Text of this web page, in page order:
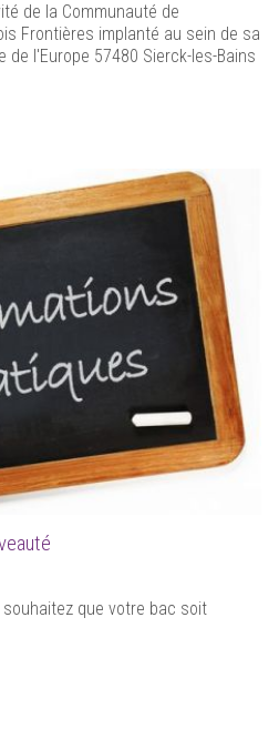
de la Communauté de
Frontières implanté au sein de sa
l'Europe 57480 Sierck-les-Bains
que votre bac soit